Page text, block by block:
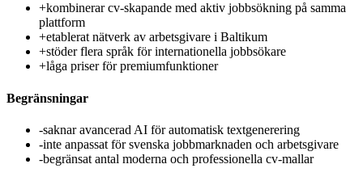
+kombinerar cv-skapande med aktiv jobbsökning på samma
plattform
+etablerat nätverk av arbetsgivare i Baltikum
+stöder flera språk för internationella jobbsökare
+låga priser för premiumfunktioner
Begränsningar
-saknar avancerad AI för automatisk textgenerering
-inte anpassat för svenska jobbmarknaden och arbetsgivare
-begränsat antal moderna och professionella cv-mallar